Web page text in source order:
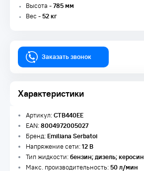
Высота -785 мм
Вес -52 кг
Заказать звонок
Характеристики
Артикул:CTB440EE
EAN:8004972005027
Бренд:Emiliana Serbatoi
Напряжение сети:12 В
Тип жидкости:бензин; дизель; керосин
Макс. производительность:50 л/мин